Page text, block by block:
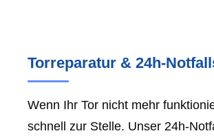
Torreparatur & 24h-
Wenn Ihr Tor nicht mehr
schnell zur Stelle. Unser 24h-